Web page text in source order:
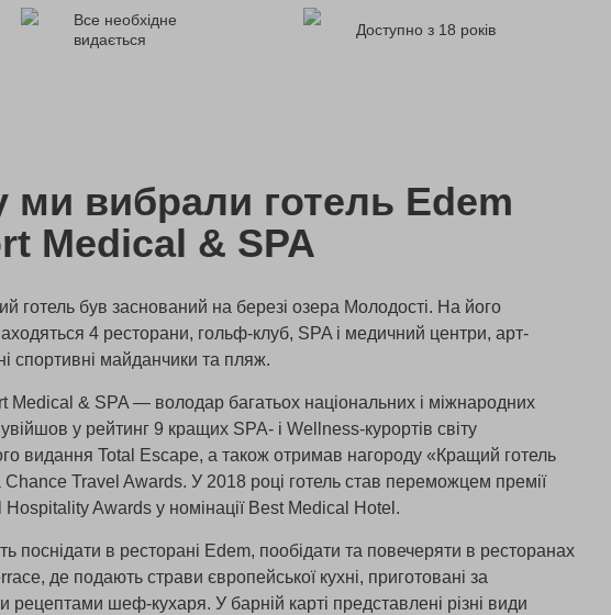
Все необхідне
видається
Доступно з 18 років
ми вибрали готель Edem
Medical & SPA
готель був заснований на березі озера Молодості. На його
4 ресторани, гольф-клуб, SPA і медичний центри, арт-
спортивні майданчики та пляж.
Medical & SPA — володар багатьох національних і міжнародних
у рейтинг 9 кращих SPA- і Wellness-курортів світу
видання Total Escape, а також отримав нагороду «Кращий готель
Chance Travel Awards. У 2018 році готель став переможцем премії
Hospitality Awards у номінації Best Medical Hotel.
поснідати в ресторані Edem, пообідати та повечеряти в ресторанах
де подають страви європейської кухні, приготовані за
рецептами шеф-кухаря. У барній карті представлені різні види